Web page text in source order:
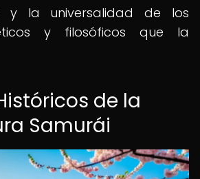
y la universalidad de los
y filosóficos que la
de la
Samurái